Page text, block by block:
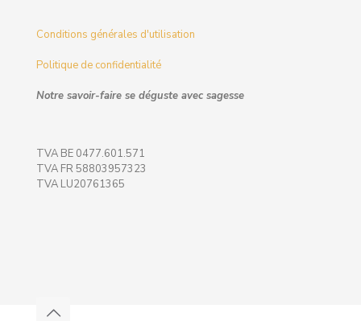
Conditions générales d'utilisation
Politique de confidentialité
Notre savoir-faire se déguste avec sagesse
TVA BE 0477.601.571
TVA FR 58803957323
TVA LU20761365